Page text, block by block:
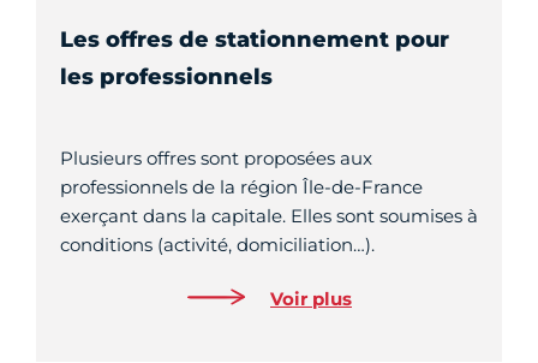
Les offres de stationnement pour
les professionnels
Plusieurs offres sont proposées aux
professionnels de la région Île-de-France
exerçant dans la capitale. Elles sont soumises à
conditions (activité, domiciliation…).
Voir plus